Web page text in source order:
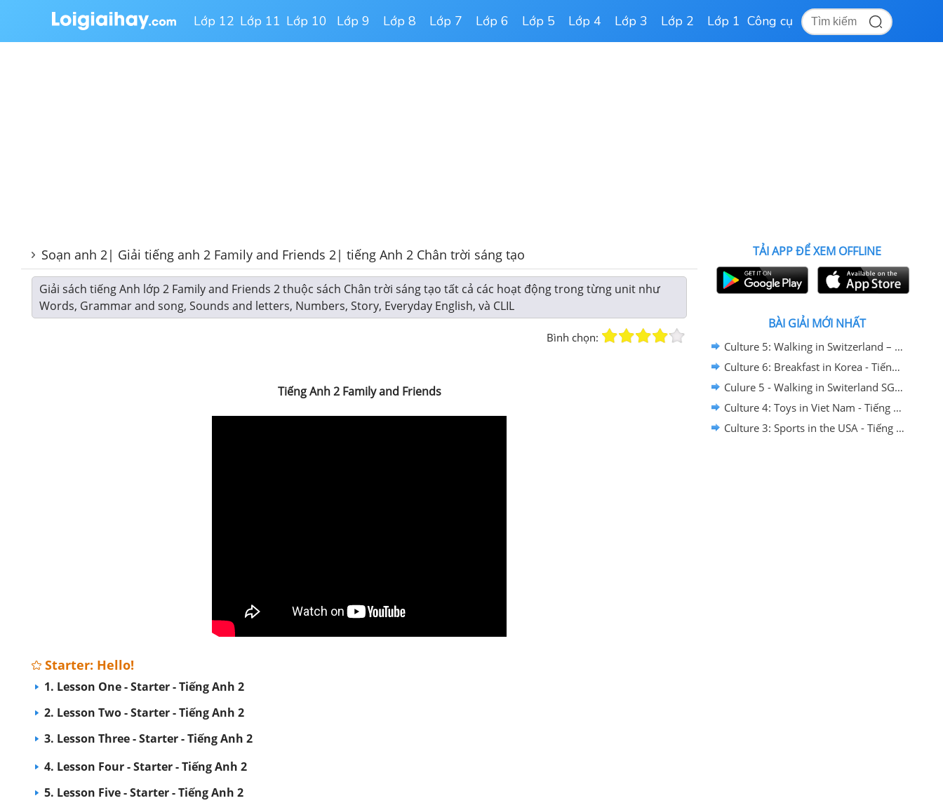
Lớp 12 Lớp 11 Lớp 10 Lớp 9 Lớp 8 Lớp 7 Lớp 6 Lớp 5 Lớp 4 Lớp 3 Lớp 2 Lớp 1 Công cụ
Soạn anh 2| Giải tiếng anh 2 Family and Friends 2| tiếng Anh 2 Chân trời sáng tạo
Giải sách tiếng Anh lớp 2 Family and Friends 2 thuộc sách Chân trời sáng tạo tất cả các hoạt động trong từng unit như
Words, Grammar and song, Sounds and letters, Numbers, Story, Everyday English, và CLIL
Bình chọn:
Tiếng Anh 2 Family and Friends
Starter: Hello!
1. Lesson One - Starter - Tiếng Anh 2
2. Lesson Two - Starter - Tiếng Anh 2
3. Lesson Three - Starter - Tiếng Anh 2
4. Lesson Four - Starter - Tiếng Anh 2
5. Lesson Five - Starter - Tiếng Anh 2
TẢI APP ĐỂ XEM OFFLINE
BÀI GIẢI MỚI NHẤT
Culture 5: Walking in Switzerland – Culture – Tiếng Anh 2 – Family and Friends 2
Culture 6: Breakfast in Korea - Tiếng Anh 2 - Family and Friends 2
Culure 5 - Walking in Switerland SGK Tiếng Anh 2 Family & Friends 2 (CTST)
Culture 4: Toys in Viet Nam - Tiếng Anh 2 - Family and Friends 2
Culture 3: Sports in the USA - Tiếng Anh 2 - Family and Friends 2